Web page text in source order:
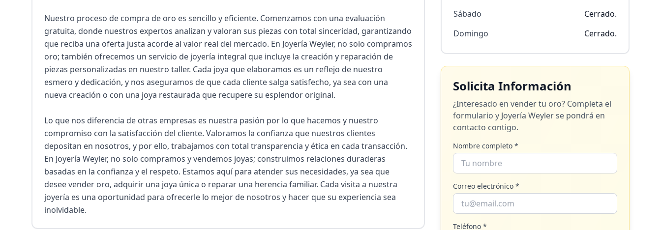
Nuestro proceso de compra de oro es sencillo y eficiente. Comenzamos con una evaluación
gratuita, donde nuestros expertos analizan y valoran sus piezas con total sinceridad, garantizando
que reciba una oferta justa acorde al valor real del mercado. En Joyería Weyler, no solo compramos
oro; también ofrecemos un servicio de joyería integral que incluye la creación y reparación de
piezas personalizadas en nuestro taller. Cada joya que elaboramos es un reflejo de nuestro
esmero y dedicación, y nos aseguramos de que cada cliente salga satisfecho, ya sea con una
nueva creación o con una joya restaurada que recupere su esplendor original.
Lo que nos diferencia de otras empresas es nuestra pasión por lo que hacemos y nuestro
compromiso con la satisfacción del cliente. Valoramos la confianza que nuestros clientes
depositan en nosotros, y por ello, trabajamos con total transparencia y ética en cada transacción.
En Joyería Weyler, no solo compramos y vendemos joyas; construimos relaciones duraderas
basadas en la confianza y el respeto. Estamos aquí para atender sus necesidades, ya sea que
desee vender oro, adquirir una joya única o reparar una herencia familiar. Cada visita a nuestra
joyería es una oportunidad para ofrecerle lo mejor de nosotros y hacer que su experiencia sea
inolvidable.
Sábado
Cerrado.
Domingo
Cerrado.
Solicita Información
¿Interesado en vender tu oro? Completa el
formulario y Joyería Weylerse pondrá en
contacto contigo.
Nombre completo *
Correo electrónico *
Teléfono *